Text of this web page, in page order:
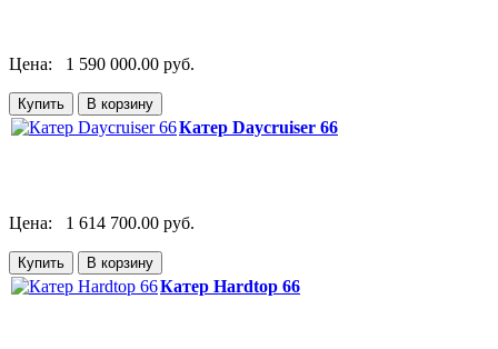
Цена: 1 590 000.00 руб.
Катер Daycruiser 66
Цена: 1 614 700.00 руб.
Катер Hardtop 66